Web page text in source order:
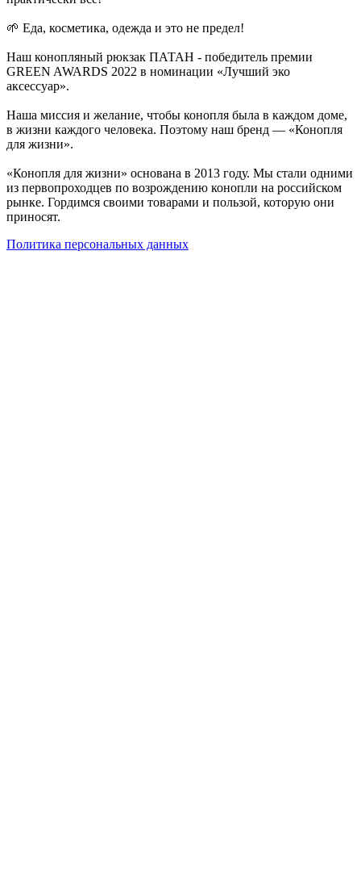
🌱 Еда, косметика, одежда и это не предел!
Наш конопляный рюкзак ПАТАН - победитель премии
GREEN AWARDS 2022 в номинации «Лучший эко
аксессуар».
Наша миссия и желание, чтобы конопля была в каждом доме,
в жизни каждого человека. Поэтому наш бренд — «Конопля
для жизни».
«Конопля для жизни» основана в 2013 году. Мы стали одними
из первопроходцев по возрождению конопли на российском
рынке. Гордимся своими товарами и пользой, которую они
приносят.
Политика персональных данных